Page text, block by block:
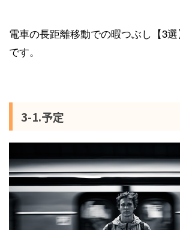
電車の長距離移動での暇つぶし【3
です。
3-1.予定